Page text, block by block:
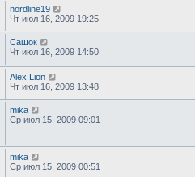
nordline19
Чт июл 16, 2009 19:25
Сашок
Чт июл 16, 2009 14:50
Alex Lion
Чт июл 16, 2009 13:48
mika
Ср июл 15, 2009 09:01
mika
Ср июл 15, 2009 00:51